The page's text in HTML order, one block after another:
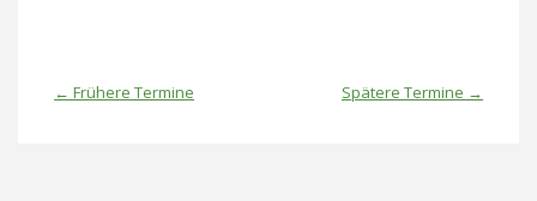
Spätere Termine →
← Frühere Termine